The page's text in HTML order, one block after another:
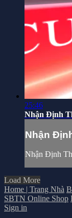
25:46
Nhận Định
Nhận
Nhận Định
Load More
Home | Trang Nhà
SBTN Online Shop
Sign in